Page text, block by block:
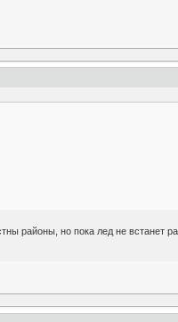
районы, но пока лед не встанет